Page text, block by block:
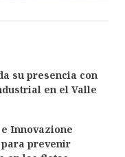
su presencia con
en el Valle
Innovazione
prevenir